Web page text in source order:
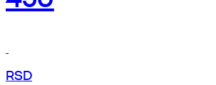
RSD